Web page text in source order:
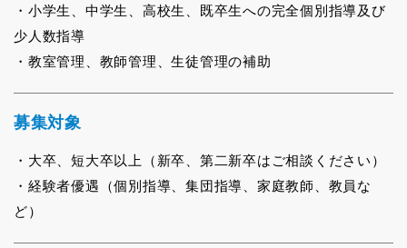
小学生、中学生、高校生、既卒生への完全個別指導及び
少人数指導
教室管理、教師管理、生徒管理の補助
募集対象
大卒、短大卒以上（新卒、第二新卒はご相談ください）
経験者優遇（個別指導、集団指導、家庭教師、教員な
ど）